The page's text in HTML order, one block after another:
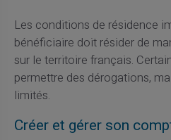
Les conditions de résidence
bénéficiaire doit résider de
sur le territoire français.
permettre des dérogations,
limités.
Créer et gérer son